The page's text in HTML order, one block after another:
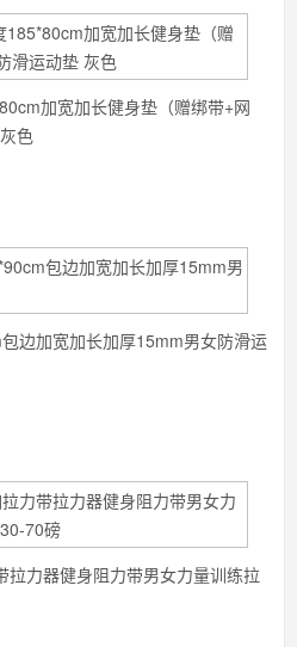
加宽加长健身垫（赠绑带+网
色
边加宽加长加厚15mm男女防滑运
拉力器健身阻力带男女力量训练拉